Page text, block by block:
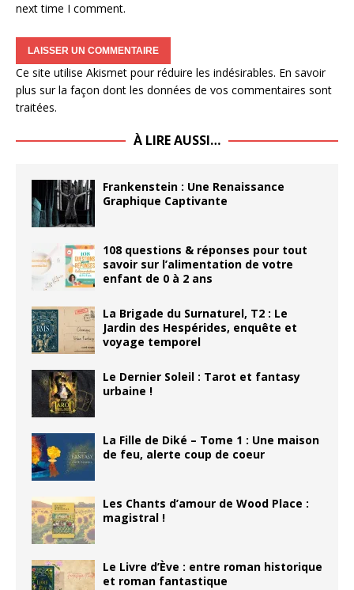
next time I comment.
Ce site utilise Akismet pour réduire les indésirables. En savoir
plus sur la façon dont les données de vos commentaires sont
traitées.
À LIRE AUSSI…
Frankenstein : Une Renaissance
Graphique Captivante
108 questions & réponses pour tout
savoir sur l’alimentation de votre
enfant de 0 à 2 ans
La Brigade du Surnaturel, T2 : Le
Jardin des Hespérides, enquête et
voyage temporel
Le Dernier Soleil : Tarot et fantasy
urbaine !
La Fille de Diké – Tome 1 : Une maison
de feu, alerte coup de coeur
Les Chants d’amour de Wood Place :
magistral !
Le Livre d’Ève : entre roman historique
et roman fantastique